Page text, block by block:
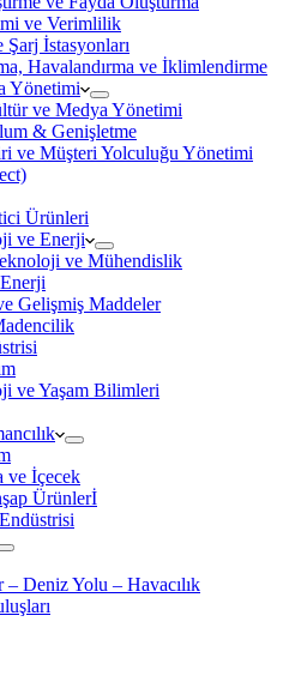
ve Verimlilik
İstasyonları
Havalandırma ve İklimlendirme
Yönetimi
ve Medya Yönetimi
& Genişletme
ve Müşteri Yolculuğu Yönetimi
Ürünleri
ve Enerji
ve Mühendislik
Gelişmiş Maddeler
ve Yaşam Bilimleri
ve İçecek
Ürünlerİ
Deniz Yolu – Havacılık